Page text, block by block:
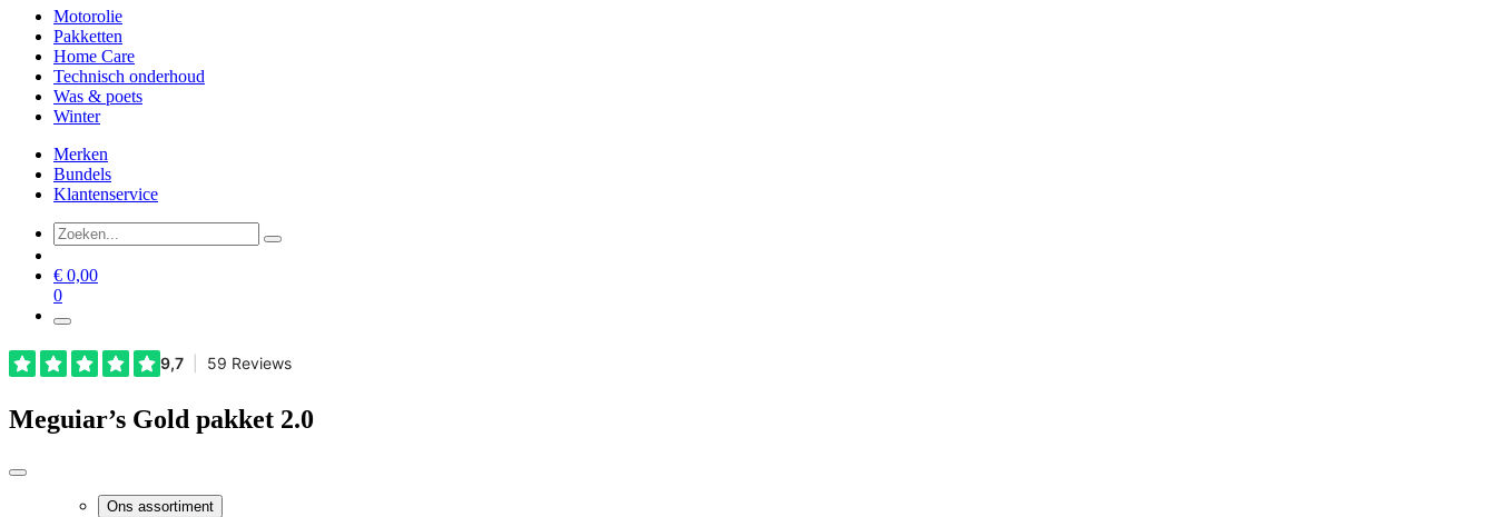
Motorolie
Pakketten
Home Care
Technisch onderhoud
Was & poets
Winter
Merken
Bundels
Klantenservice
€ 0,00
0
Meguiar’s Gold pakket 2.0
Ons assortiment